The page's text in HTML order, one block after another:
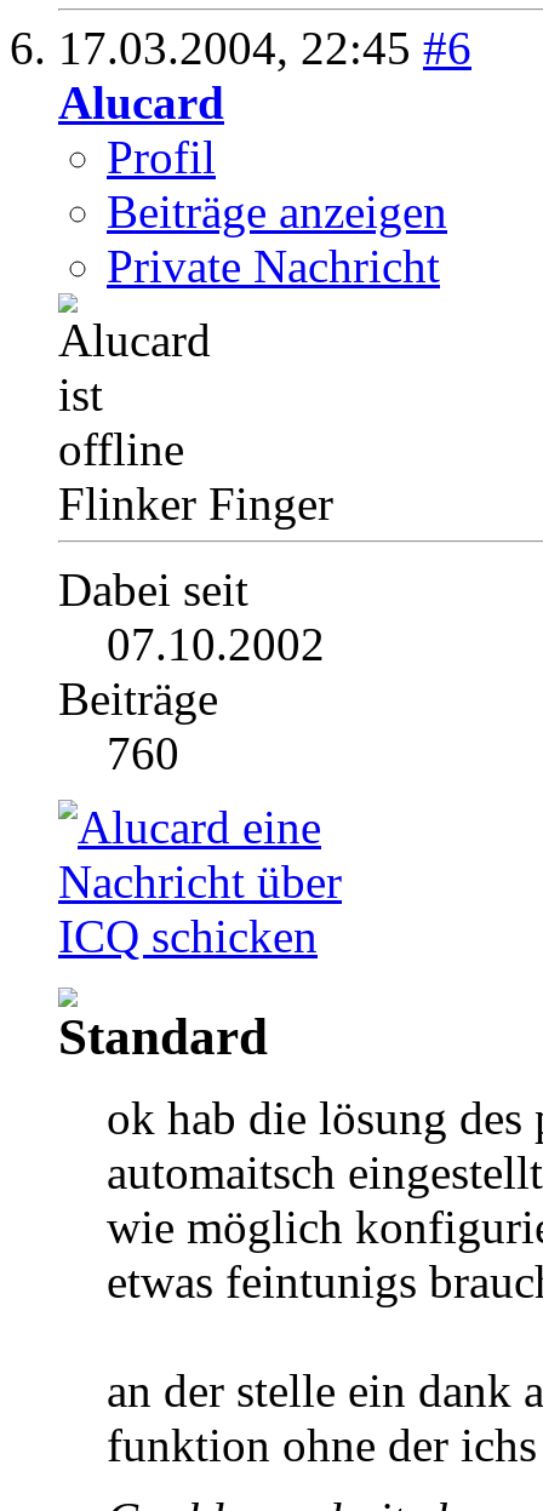
17.03.2004, 22:45 #6
Alucard
Profil
Beiträge anzeigen
Private Nachricht
Flinker Finger
Dabei seit
07.10.2002
Beiträge
760
ok hab die lösung
automaitsch
wie möglich
etwas feintunigs
an der stelle ein dank
funktion ohne der